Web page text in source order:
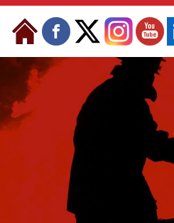
Skip to Content